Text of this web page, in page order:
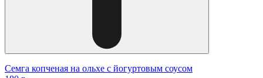
Семга копченая на ольхе с йогуртовым соусом